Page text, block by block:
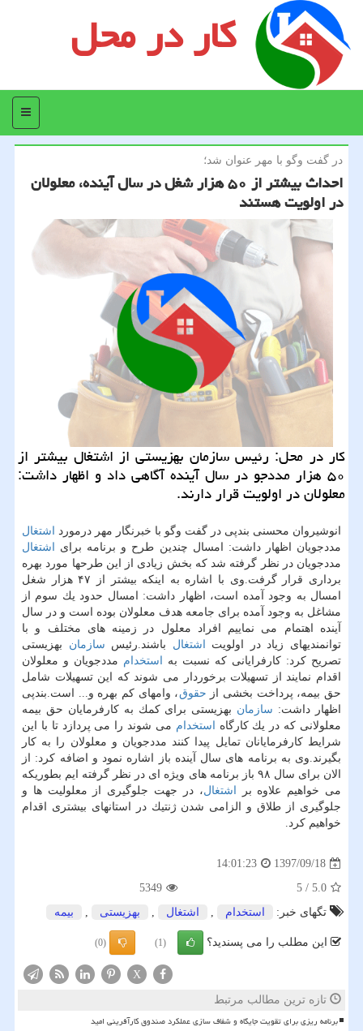
کار در محل
منو
در گفت وگو با مهر عنوان شد؛
احداث بیشتر از ۵۰ هزار شغل در سال آینده، معلولان
در اولویت هستند
كار در محل: رئیس سازمان بهزیستی از اشتغال بیشتر از
۵۰ هزار مددجو در سال آینده آگاهی داد و اظهار داشت:
معلولان در اولویت قرار دارند.
انوشیروان محسنی بندپی در گفت وگو با خبرنگار مهر درمورد اشتغال
مددجویان اظهار داشت: امسال چندین طرح و برنامه برای اشتغال
مددجویان در نظر گرفته شد كه بخش زیادی از این طرحها مورد بهره
برداری قرار گرفت.وی با اشاره به اینكه بیشتر از ۴۷ هزار شغل
امسال به وجود آمده است، اظهار داشت: امسال حدود یك سوم از
مشاغل به وجود آمده برای جامعه هدف معلولان بوده است و در سال
آینده اهتمام می نماییم افراد معلول در زمینه های مختلف و با
توانمندیهای زیاد در اولویت اشتغال باشند.رئیس سازمان بهزیستی
تصریح كرد: كارفرایانی كه نسبت به استخدام مددجویان و معلولان
اقدام نمایند از تسهیلات برخوردار می شوند كه این تسهیلات شامل
حق بیمه، پرداخت بخشی از حقوق ، وامهای كم بهره و... است.بندپی
اظهار داشت: سازمان بهزیستی برای كمك به كارفرمایان حق بیمه
معلولانی كه در یك كارگاه استخدام می شوند را می پردازد تا با این
شرایط كارفرمایانان تمایل پیدا كنند مددجویان و معلولان را به كار
بگیرند.وی به برنامه های سال آینده باز اشاره نمود و اضافه كرد: از
الان برای سال ۹۸ باز برنامه های ویژه ای در نظر گرفته ایم بطوریكه
می خواهیم علاوه بر اشتغال، در جهت جلوگیری از معلولیت ها و
جلوگیری از طلاق و الزامی شدن ژنتیك در استانهای بیشتری اقدام
خواهیم كرد.
1397/09/18
14:01:23
5.0
/
5
5349
تگهای خبر:
استخدام , اشتغال , بهزیستی , بیمه
این مطلب را می پسندید؟ (1)
(0)
X
تازه ترین مطالب مرتبط
برنامه ریزی برای تقویت جایگاه و شفاف سازی عملکرد صندوق کارآفرینی امید